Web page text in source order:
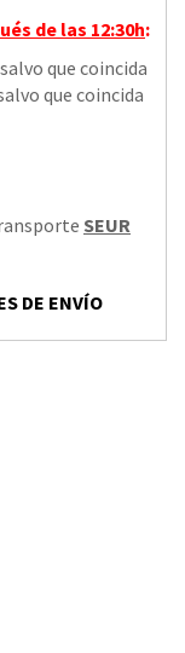
de las 12:30h:
que coincida
que coincida
SEUR
DE ENVÍO